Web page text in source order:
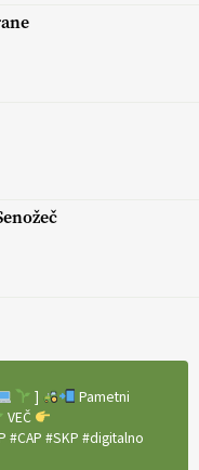
]
Pametni
VEČ
#CAP #SKP #digitalno